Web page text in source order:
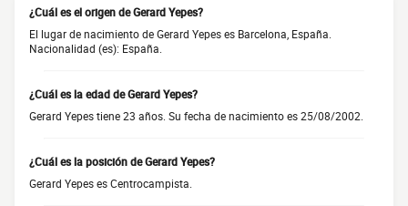
¿Cuál es el origen de Gerard Yepes?
El lugar de nacimiento de Gerard Yepes es Barcelona, España.
Nacionalidad (es): España.
¿Cuál es la edad de Gerard Yepes?
Gerard Yepes tiene 23 años. Su fecha de nacimiento es 25/08/2002.
¿Cuál es la posición de Gerard Yepes?
Gerard Yepes es Centrocampista.